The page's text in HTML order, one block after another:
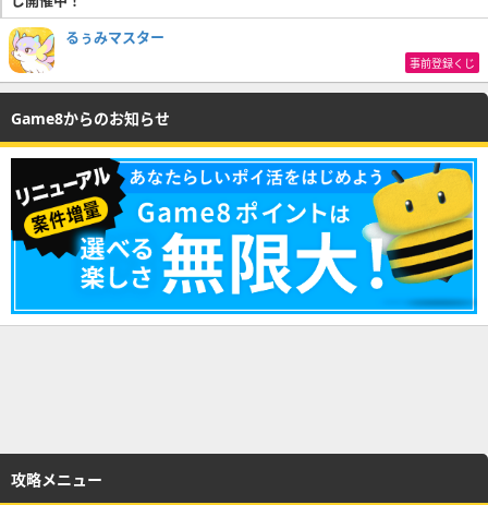
るぅみマスター
事前登録くじ
Game8からのお知らせ
攻略メニュー